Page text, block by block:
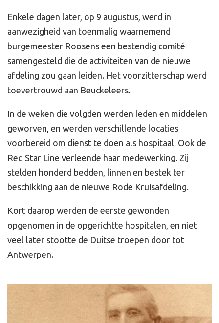
Enkele dagen later, op 9 augustus, werd in
aanwezigheid van toenmalig waarnemend
burgemeester Roosens een bestendig comité
samengesteld die de activiteiten van de nieuwe
afdeling zou gaan leiden. Het voorzitterschap werd
toevertrouwd aan Beuckeleers.
In de weken die volgden werden leden en middelen
geworven, en werden verschillende locaties
voorbereid om dienst te doen als hospitaal. Ook de
Red Star Line verleende haar medewerking. Zij
stelden honderd bedden, linnen en bestek ter
beschikking aan de nieuwe Rode Kruisafdeling.
Kort daarop werden de eerste gewonden
opgenomen in de opgerichtte hospitalen, en niet
veel later stootte de Duitse troepen door tot
Antwerpen.